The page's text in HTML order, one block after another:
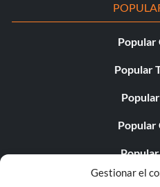
Gestionar el
Popular
Popular
Popular
Popular